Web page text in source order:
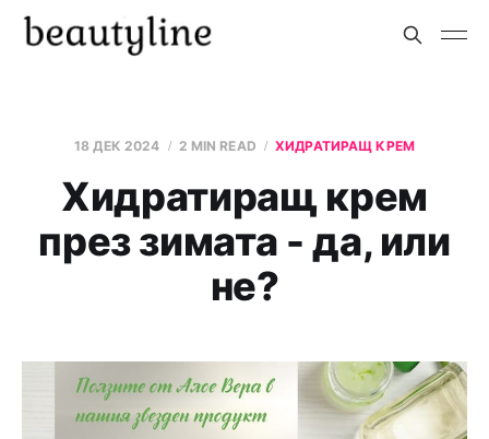
18 ДЕК 2024 2 MIN READ ХИДРАТИРАЩ КРЕМ
Хидратиращ крем
през зимата - да, или
не?